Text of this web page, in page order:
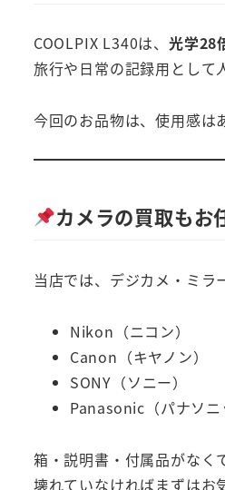
COOLPIX L340は、 光学28
旅行や日常の記録用として
今回のお品物は、使用感は
カメラの買取もお
当店では、デジカメ・ミラ
Nikon（ニコン）
Canon（キヤノン）
SONY（ソニー）
Panasonic（パナソ
箱・説明書・付属品がなく
壊れていなければまずはお